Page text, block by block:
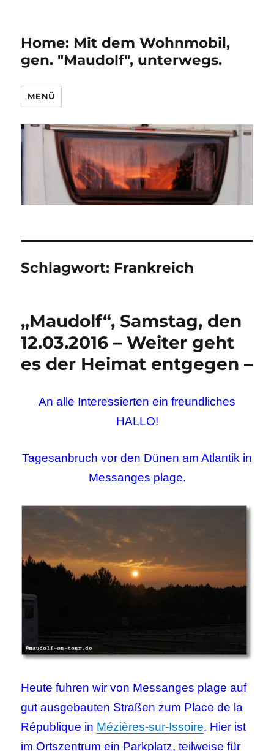
Home: Mit dem Wohnmobil,
gen. "Maudolf", unterwegs.
MENÜ
Schlagwort: Frankreich
„Maudolf“, Samstag, den
12.03.2016 – Weiter geht
es der Heimat entgegen –
An alle Interessierten ein freundliches
HALLO!
Tagesanbruch vor den Dünen am Atlantik in
Messanges plage.
Heute fuhren wir von Messanges plage auf
gut ausgebauten Straßen zum Place de la
République in Mézières-sur-Issoire. Hier ist
im Ortszentrum ein Parkplatz, teilweise für